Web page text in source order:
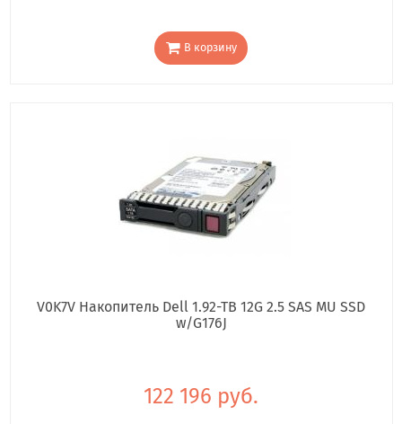
В корзину
V0K7V Накопитель Dell 1.92-TB 12G 2.5 SAS MU SSD
w/G176J
122 196 руб.